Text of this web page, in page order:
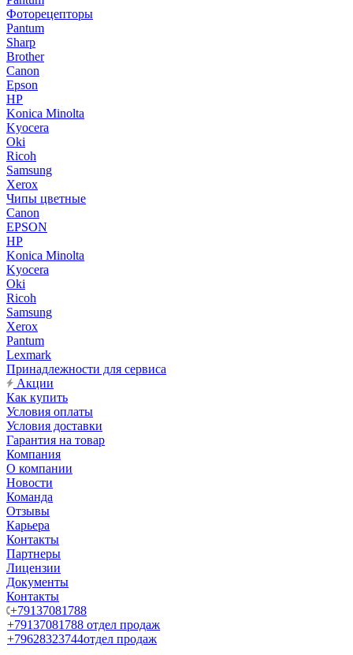
Фоторецепторы
Pantum
Sharp
Brother
Canon
Epson
HP
Konica Minolta
Kyocera
Oki
Ricoh
Samsung
Xerox
Чипы цветные
Canon
EPSON
HP
Konica Minolta
Kyocera
Oki
Ricoh
Samsung
Xerox
Pantum
Lexmark
Принадлежности для сервиса
Акции
Как купить
Условия оплаты
Условия доставки
Гарантия на товар
Компания
О компании
Новости
Команда
Отзывы
Карьера
Контакты
Партнеры
Лицензии
Документы
Контакты
+79137081788
+79137081788 отдел продаж
+79628323744отдел продаж